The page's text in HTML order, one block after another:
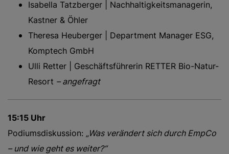
Isabella Tatzberger | Nachhaltigkeitsmanagerin,
Kastner & Öhler
Theresa Heuberger | Department Manager ESG,
Komptech GmbH
Ulli Retter | Geschäftsführerin RETTER Bio-Natur-
Resort – angefragt
15:15 Uhr
Podiumsdiskussion: „Was verändert sich durch EmpCo
– und wie geht es weiter?“